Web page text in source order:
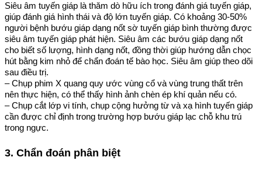
Siêu âm tuyến giáp là thăm dò hữu ích trong đánh giá tuyến giáp,
giúp đánh giá hình thái và độ lớn tuyến giáp. Có khoảng 30-50%
người bệnh bướu giáp dạng nốt sờ tuyến giáp bình thường được
siêu âm tuyến giáp phát hiện. Siêu âm các bướu giáp dạng nốt
cho biết số lượng, hình dạng nốt, đồng thời giúp hướng dẫn chọc
hút bằng kim nhỏ để chẩn đoán tế bào học. Siêu âm giúp theo dõi
sau điều trị.
– Chụp phim X quang quy ước vùng cổ và vùng trung thất trên
nên thực hiện, có thể thấy hình ảnh chèn ép khí quản nếu có.
– Chụp cắt lớp vi tính, chụp cộng hưởng từ và xạ hình tuyến giáp
cần được chỉ định trong trường hợp bướu giáp lạc chỗ khu trú
trong ngực.
3. Chẩn đoán phân biệt